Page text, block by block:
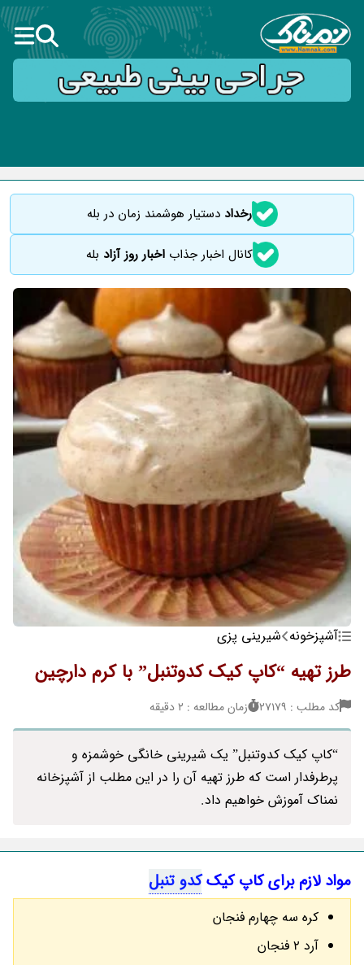
رخداددستیار هوشمند زمان در بله
کانال اخبار جذاباخبار روز آزاد بله
آشپزخونه شیرینی پزی
طرز تهیه “کاپ کیک کدوتنبل” با کرم دارچین
کد مطلب : 27179 زمان مطالعه : 2 دقیقه
“کاپ کیک کدوتنبل” یک شیرینی خانگی خوشمزه و
پرطرفدار است که طرز تهیه آن را در این مطلب از آشپزخانه
نمناک آموزش خواهیم داد.
مواد لازم برای کاپ کیککدو تنبل
کره سه چهارم فنجان
آرد 2 فنجان